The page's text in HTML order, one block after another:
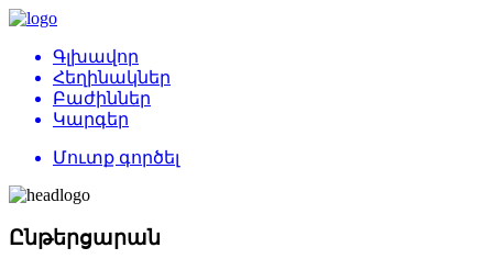
Գլխավոր
Հեղինակներ
Բաժիններ
Կարգեր
Մուտք գործել
Ընթերցարան